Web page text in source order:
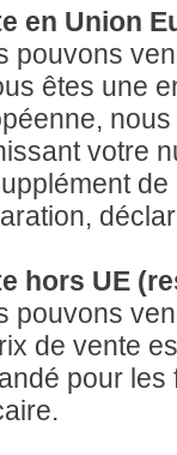
en Union
pouvons
êtes une
votre
hors UE
pouvons
de vente
pour les